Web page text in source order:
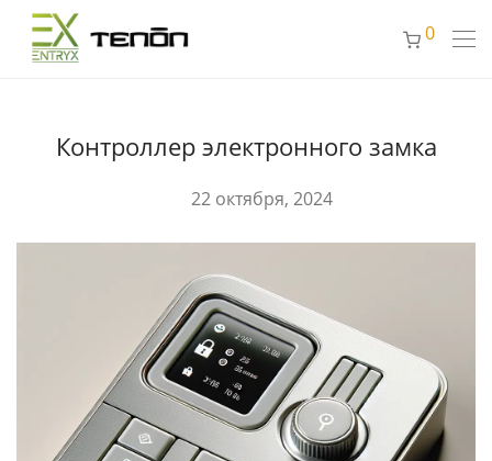
0
Контроллер электронного замка
22 октября, 2024